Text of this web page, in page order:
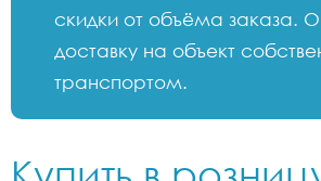
скидки от объёма заказа.
доставку на объект
транспортом.